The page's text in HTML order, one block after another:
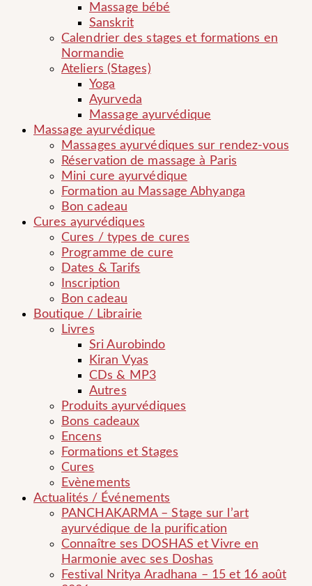
Massage bébé
Sanskrit
Calendrier des stages et formations en
Normandie
Ateliers (Stages)
Yoga
Ayurveda
Massage ayurvédique
Massage ayurvédique
Massages ayurvédiques sur rendez-vous
Réservation de massage à Paris
Mini cure ayurvédique
Formation au Massage Abhyanga
Bon cadeau
Cures ayurvédiques
Cures / types de cures
Programme de cure
Dates & Tarifs
Inscription
Bon cadeau
Boutique / Librairie
Livres
Sri Aurobindo
Kiran Vyas
CDs & MP3
Autres
Produits ayurvédiques
Bons cadeaux
Encens
Formations et Stages
Cures
Evènements
Actualités / Événements
PANCHAKARMA – Stage sur l’art
ayurvédique de la purification
Connaître ses DOSHAS et Vivre en
Harmonie avec ses Doshas
Festival Nritya Aradhana – 15 et 16 août